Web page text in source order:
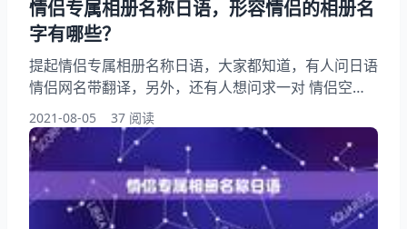
情侣专属相册名称日语，形容情侣的相册名
字有哪些？
提起情侣专属相册名称日语，大家都知道，有人问日语
情侣网名带翻译，另外，还有人想问求一对 情侣空间
相册的名字 最好是英文的，你知道这是怎么回事？其
实刻画恋人的相册名字有哪样？下面就一起来看看形容
情侣的相册名字有哪些？希望能够帮助到大家！ 情侣
专属相册名称日语 浮生若梦、静时应常思己过 在无人
的角落~抹眼泪 固执的心、为你留空 刻画恋人的相册
名字有哪样？ 你爱我一秒，用一生忘掉 呐谁、你只属
2021-08-05 37 阅读